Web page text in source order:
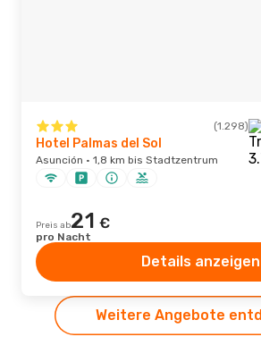
(1.298)
Hotel Palmas del Sol
Asunción · 1,8 km bis Stadtzentrum
Preis ab21 €
pro Nacht
Details anzeigen
Weitere Angebote